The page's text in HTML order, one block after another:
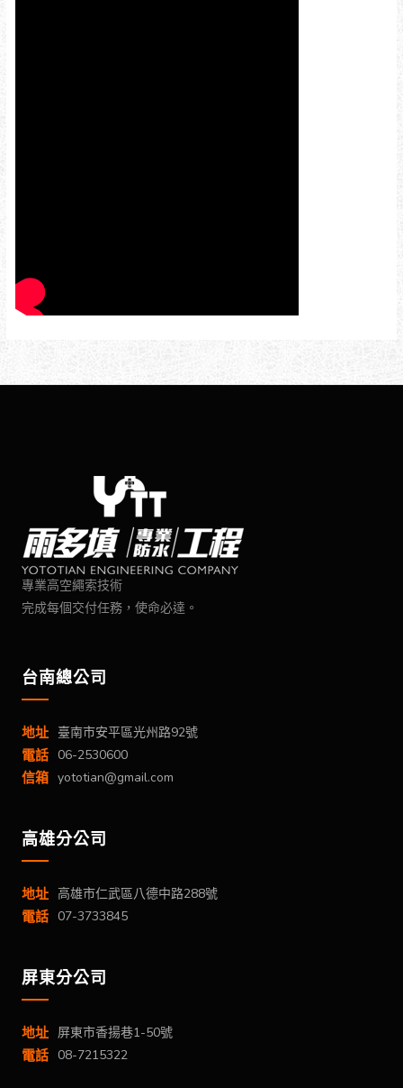
專業高空繩索技術
完成每個交付任務，使命必達。
台南總公司
地址 臺南市安平區光州路92號
電話 06-2530600
信箱 yototian@gmail.com
高雄分公司
地址 高雄市仁武區八德中路288號
電話 07-3733845
屏東分公司
地址 屏東市香揚巷1-50號
電話 08-7215322